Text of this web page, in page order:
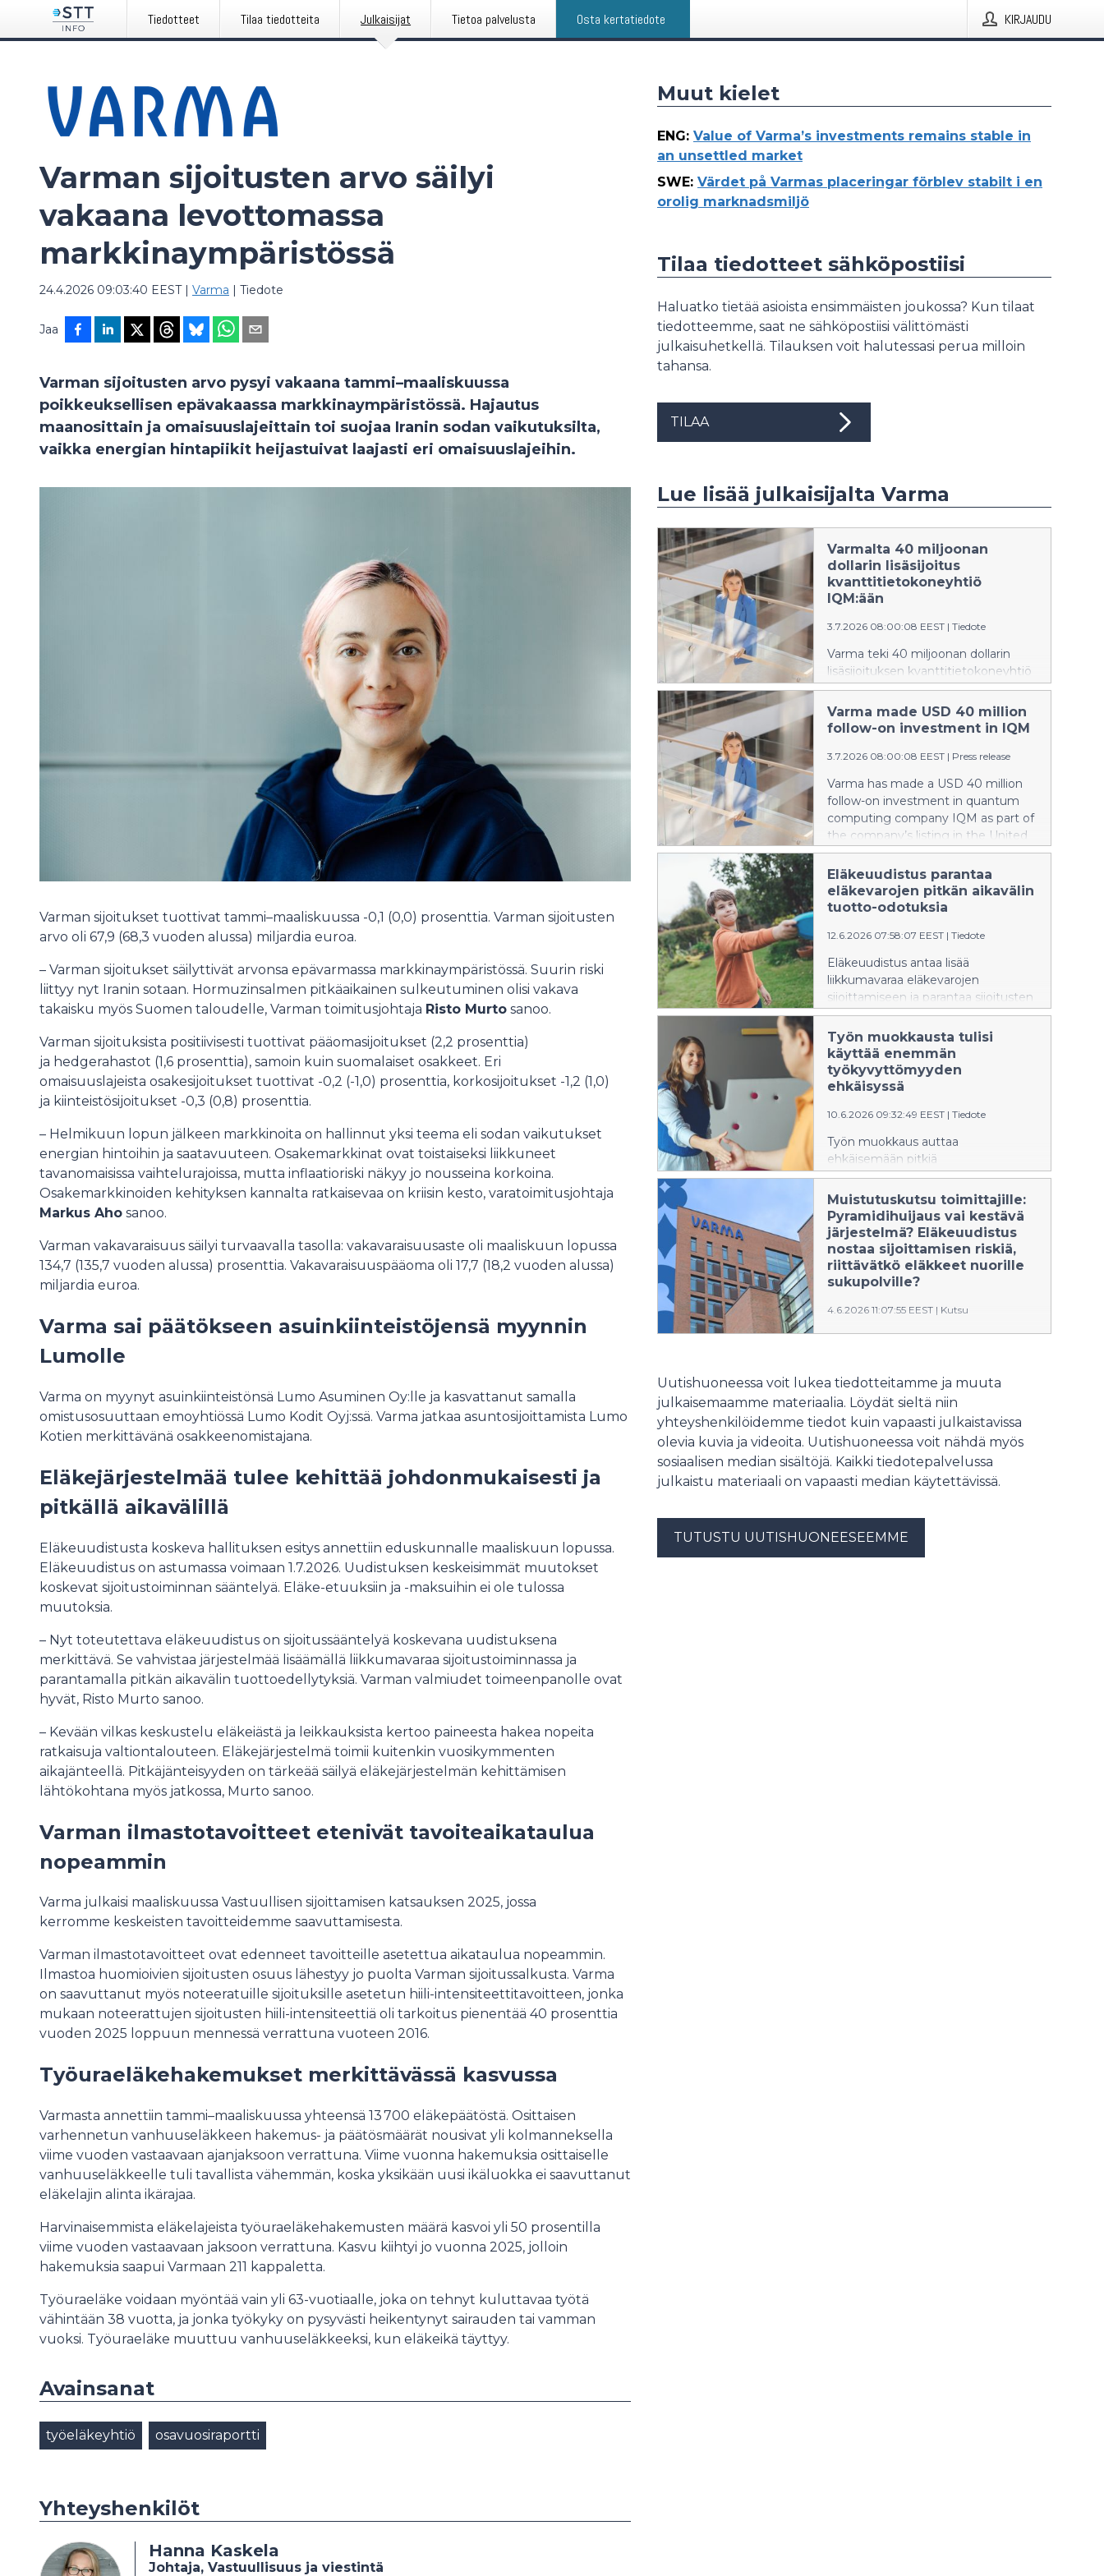
Tiedotteet Tilaa tiedotteita Julkaisijat Tietoa palvelusta Osta kertatiedote KIRJAUDU
Varman sijoitusten arvo säilyi
vakaana levottomassa
markkinaympäristössä
24.4.2026 09:03:40 EEST| Varma | Tiedote
Jaa
Varman sijoitusten arvo pysyi vakaana tammi–maaliskuussa
poikkeuksellisen epävakaassa markkinaympäristössä. Hajautus
maanosittain ja omaisuuslajeittain toi suojaa Iranin sodan vaikutuksilta,
vaikka energian hintapiikit heijastuivat laajasti eri omaisuuslajeihin.
Varman sijoitukset tuottivat tammi–maaliskuussa -0,1 (0,0) prosenttia. Varman sijoitusten
arvo oli 67,9 (68,3 vuoden alussa) miljardia euroa.
– Varman sijoitukset säilyttivät arvonsa epävarmassa markkinaympäristössä. Suurin riski
liittyy nyt Iranin sotaan. Hormuzinsalmen pitkäaikainen sulkeutuminen olisi vakava
takaisku myös Suomen taloudelle, Varman toimitusjohtaja Risto Murto sanoo.
Varman sijoituksista positiivisesti tuottivat pääomasijoitukset (2,2 prosenttia)
ja hedgerahastot (1,6 prosenttia), samoin kuin suomalaiset osakkeet. Eri
omaisuuslajeista osakesijoitukset tuottivat -0,2 (-1,0) prosenttia, korkosijoitukset -1,2 (1,0)
ja kiinteistösijoitukset -0,3 (0,8) prosenttia.
– Helmikuun lopun jälkeen markkinoita on hallinnut yksi teema eli sodan vaikutukset
energian hintoihin ja saatavuuteen. Osakemarkkinat ovat toistaiseksi liikkuneet
tavanomaisissa vaihtelurajoissa, mutta inflaatioriski näkyy jo nousseina korkoina.
Osakemarkkinoiden kehityksen kannalta ratkaisevaa on kriisin kesto, varatoimitusjohtaja
Markus Aho sanoo.
Varman vakavaraisuus säilyi turvaavalla tasolla: vakavaraisuusaste oli maaliskuun lopussa
134,7 (135,7 vuoden alussa) prosenttia. Vakavaraisuuspääoma oli 17,7 (18,2 vuoden alussa)
miljardia euroa.
Varma sai päätökseen asuinkiinteistöjensä myynnin
Lumolle
Varma on myynyt asuinkiinteistönsä Lumo Asuminen Oy:lle ja kasvattanut samalla
omistusosuuttaan emoyhtiössä Lumo Kodit Oyj:ssä. Varma jatkaa asuntosijoittamista Lumo
Kotien merkittävänä osakkeenomistajana.
Eläkejärjestelmää tulee kehittää johdonmukaisesti ja
pitkällä aikavälillä
Eläkeuudistusta koskeva hallituksen esitys annettiin eduskunnalle maaliskuun lopussa.
Eläkeuudistus on astumassa voimaan 1.7.2026. Uudistuksen keskeisimmät muutokset
koskevat sijoitustoiminnan sääntelyä. Eläke-etuuksiin ja -maksuihin ei ole tulossa
muutoksia.
– Nyt toteutettava eläkeuudistus on sijoitussääntelyä koskevana uudistuksena
merkittävä. Se vahvistaa järjestelmää lisäämällä liikkumavaraa sijoitustoiminnassa ja
parantamalla pitkän aikavälin tuottoedellytyksiä. Varman valmiudet toimeenpanolle ovat
hyvät, Risto Murto sanoo.
– Kevään vilkas keskustelu eläkeiästä ja leikkauksista kertoo paineesta hakea nopeita
ratkaisuja valtiontalouteen. Eläkejärjestelmä toimii kuitenkin vuosikymmenten
aikajänteellä. Pitkäjänteisyyden on tärkeää säilyä eläkejärjestelmän kehittämisen
lähtökohtana myös jatkossa, Murto sanoo.
Varman ilmastotavoitteet etenivät tavoiteaikataulua
nopeammin
Varma julkaisi maaliskuussa Vastuullisen sijoittamisen katsauksen 2025, jossa
kerromme keskeisten tavoitteidemme saavuttamisesta.
Varman ilmastotavoitteet ovat edenneet tavoitteille asetettua aikataulua nopeammin.
Ilmastoa huomioivien sijoitusten osuus lähestyy jo puolta Varman sijoitussalkusta. Varma
on saavuttanut myös noteeratuille sijoituksille asetetun hiili-intensiteettitavoitteen, jonka
mukaan noteerattujen sijoitusten hiili-intensiteettiä oli tarkoitus pienentää 40 prosenttia
vuoden 2025 loppuun mennessä verrattuna vuoteen 2016.
Työuraeläkehakemukset merkittävässä kasvussa
Varmasta annettiin tammi–maaliskuussa yhteensä 13 700 eläkepäätöstä. Osittaisen
varhennetun vanhuuseläkkeen hakemus- ja päätösmäärät nousivat yli kolmanneksella
viime vuoden vastaavaan ajanjaksoon verrattuna. Viime vuonna hakemuksia osittaiselle
vanhuuseläkkeelle tuli tavallista vähemmän, koska yksikään uusi ikäluokka ei saavuttanut
eläkelajin alinta ikärajaa.
Harvinaisemmista eläkelajeista työuraeläkehakemusten määrä kasvoi yli 50 prosentilla
viime vuoden vastaavaan jaksoon verrattuna. Kasvu kiihtyi jo vuonna 2025, jolloin
hakemuksia saapui Varmaan 211 kappaletta.
Työuraeläke voidaan myöntää vain yli 63-vuotiaalle, joka on tehnyt kuluttavaa työtä
vähintään 38 vuotta, ja jonka työkyky on pysyvästi heikentynyt sairauden tai vamman
vuoksi. Työuraeläke muuttuu vanhuuseläkkeeksi, kun eläkeikä täyttyy.
Avainsanat
työeläkeyhtiö osavuosiraportti
Yhteyshenkilöt
Hanna Kaskela
Johtaja, Vastuullisuus ja viestintä
Muut kielet
ENG: Value of Varma’s investments remains stable in
an unsettled market
SWE: Värdet på Varmas placeringar förblev stabilt i en
orolig marknadsmiljö
Tilaa tiedotteet sähköpostiisi
Haluatko tietää asioista ensimmäisten joukossa? Kun tilaat
tiedotteemme, saat ne sähköpostiisi välittömästi
julkaisuhetkellä. Tilauksen voit halutessasi perua milloin
tahansa.
TILAA
Lue lisää julkaisijalta Varma
Varmalta 40 miljoonan
dollarin lisäsijoitus
kvanttitietokoneyhtiö
IQM:ään
3.7.2026 08:00:08 EEST | Tiedote
Varma teki 40 miljoonan dollarin
lisäsijoituksen kvanttitietokoneyhtiö
IQM:ään osana yhtiön listautumista
Yhdysvalloissa. Sijoituksen myötä
Varma oli institutionaalisen
sijoittaja.
Varma made USD 40 million
follow-on investment in IQM
3.7.2026 08:00:08 EEST | Press release
Varma has made a USD 40 million
follow-on investment in quantum
computing company IQM as part of
the company’s listing in the United
States. With this investment, Varma
was the largest single investor in the
institutional financing package
raised as part of the listing.
Eläkeuudistus parantaa
eläkevarojen pitkän aikavälin
tuotto-odotuksia
12.6.2026 07:58:07 EEST | Tiedote
Eläkeuudistus antaa lisää
liikkumavaraa eläkevarojen
sijoittamiseen ja parantaa sijoitusten
pitkän aikavälin tuotto-odotuksia,
Varman toimitusjohtaja Risto Murto
sanoo heinäkuussa
voimaantulevasta
eläkeuudistuksesta.
Työn muokkausta tulisi
käyttää enemmän
työkyvyttömyyden
ehkäisyssä
10.6.2026 09:32:49 EEST | Tiedote
Työn muokkaus auttaa
ehkäisemään pitkiä
sairauspoissaoloja ja pysyvää
työkyvyttömyyttä, kun työtehtäviä,
työaikaa tai työolosuhteita
sovitetaan työntekijän työkykyyn
riittävän varhain. Työpaikoilla on vielä
paljon hyödyntämättömiä
mahdollisuuksia työn muokkauksen
Muistutuskutsu toimittajille:
Pyramidihuijaus vai kestävä
järjestelmä? Eläkeuudistus
nostaa sijoittamisen riskiä,
riittävätkö eläkkeet nuorille
sukupolville?
4.6.2026 11:07:55 EEST | Kutsu
Tervetuloa Varman taustoittavaan
Tilaisuus järjestetään 11.6. klo 10.30-
13.
Uutishuoneessa voit lukea tiedotteitamme ja muuta
julkaisemaamme materiaalia. Löydät sieltä niin
yhteyshenkilöidemme tiedot kuin vapaasti julkaistavissa
olevia kuvia ja videoita. Uutishuoneessa voit nähdä myös
sosiaalisen median sisältöjä. Kaikki tiedotepalvelussa
julkaistu materiaali on vapaasti median käytettävissä.
TUTUSTU UUTISHUONEESEEMME